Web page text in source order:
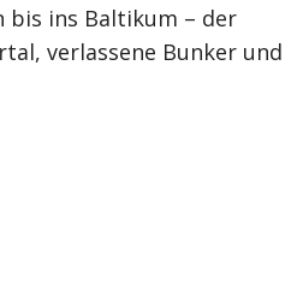
bis ins Baltikum – der
verlassene Bunker und